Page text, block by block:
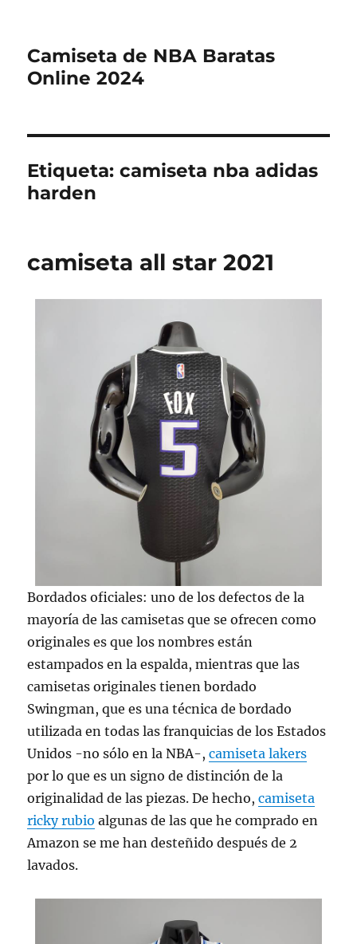
Camiseta de NBA Baratas
Online 2024
Etiqueta:camiseta nba adidas
harden
camiseta all star 2021
Bordados oficiales: uno de los defectos de la
mayoría de las camisetas que se ofrecen como
originales es que los nombres están
estampados en la espalda, mientras que las
camisetas originales tienen bordado
Swingman, que es una técnica de bordado
utilizada en todas las franquicias de los Estados
Unidos -no sólo en la NBA-,camiseta lakers
por lo que es un signo de distinción de la
originalidad de las piezas. De hecho,camiseta
ricky rubio algunas de las que he comprado en
Amazon se me han desteñido después de 2
lavados.